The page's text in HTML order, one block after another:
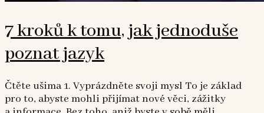
7 kroků k tomu, jak jednoduše
poznat jazyk
Čtěte ušima 1. Vyprázdněte svoji mysl To je základ
pro to, abyste mohli přijímat nové věci, zážitky